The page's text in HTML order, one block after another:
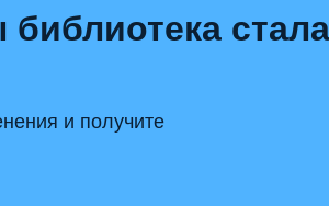
стала
и получите